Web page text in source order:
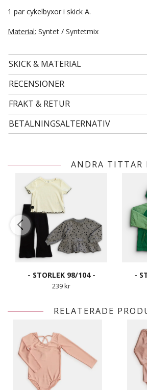
1 par cykelbyxor i skick A.
Material: Syntet / Syntetmix
SKICK & MATERIAL
RECENSIONER
FRAKT & RETUR
BETALNINGSALTERNATIV
ANDRA TITTAR
- STORLEK 98/104 -
239 kr
-
RELATERADE